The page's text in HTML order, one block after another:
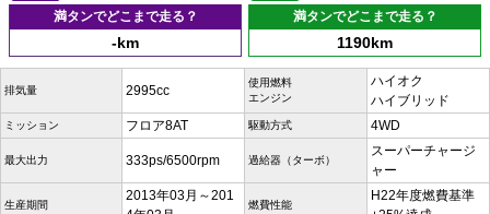
満タンでどこまで走る？
-km
満タンでどこまで走る？
1190km
排気量 2995cc
使用燃料
エンジン
ハイオク
ハイブリッド
ミッション フロア8AT 駆動方式 4WD
最大出力 333ps/6500rpm 過給器（ターボ）
スーパーチャージ
ャー
生産期間
2013年03月～201
燃費性能
H22年度燃費基準